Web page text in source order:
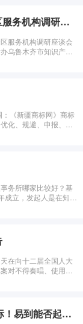
关于举办乌鲁木齐市知识产权服务业集聚区服务机构调研座谈会的通知
服务机构调研座谈会
乌鲁木齐市知识产权
鲁木齐市知识产权服
：《新疆商标网》商标
化、规避、申报、归
、转让、续展、注销
务所哪家比较好？基
立，发起人是在知识
务人员。新疆西域商
在向十二届全国人大
对不得奏唱、使用国
人员和部门提出，“商
手握极品域名yongche.com和260多枚商标！易到能否起死回生？